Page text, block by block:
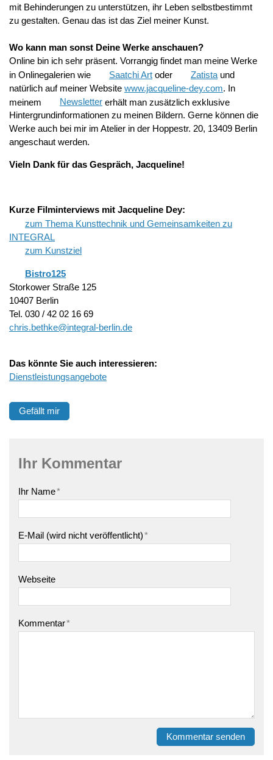
mit Behinderungen zu unterstützen, ihr Leben selbstbestimmt
zu gestalten. Genau das ist das Ziel meiner Kunst.
Wo kann man sonst Deine Werke anschauen?
Online bin ich sehr präsent. Vorrangig findet man meine Werke
in Onlinegalerien wie
Saatchi Art oder Zatista und
natürlich auf meiner Website www.jacqueline-dey.com. In
meinem
Newsletter erhält man zusätzlich exklusive
Hintergrundinformationen zu meinen Bildern. Gerne können die
Werke auch bei mir im Atelier in der Hoppestr. 20, 13409 Berlin
angeschaut werden.
Vieln Dank für das Gespräch, Jacqueline!
Kurze Filminterviews mit Jacqueline Dey:
zum Thema Kunsttechnik und Gemeinsamkeiten zu
INTEGRAL
zum Kunstziel
Bistro125
Storkower Straße 125
10407 Berlin
Tel. 030 / 42 02 16 69
chris.bethke@integral-berlin.de
Das könnte Sie auch interessieren:
Dienstleistungsangebote
Gefällt mir
Ihr Kommentar
Ihr Name*
E-Mail (wird nicht veröffentlicht)*
Webseite
Kommentar*
Kommentar senden